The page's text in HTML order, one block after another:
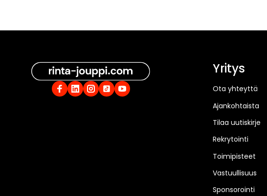
Yritys
Ota yhteyttä
Ajankohtaista
Tilaa uutiskirje
Rekrytointi
Toimipisteet
Vastuullisuus
Sponsorointi